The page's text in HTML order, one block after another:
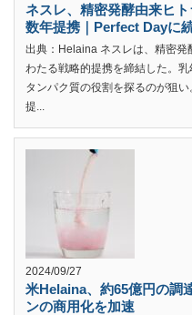
ネスレ、精密発酵由来ヒ
数年提携｜Perfect Dayに
出典：Helaina ネスレは、精密
わたる戦略的提携を締結した。
タンパク質の役割を探るのが狙
提...
2024/09/27
米Helaina、約65億円の調
ンの商用化を加速